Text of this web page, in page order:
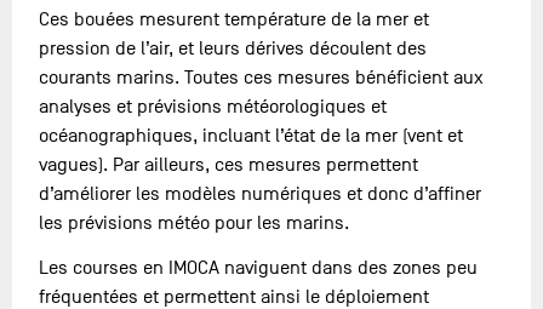
Ces bouées mesurent température de la mer et
pression de l’air, et leurs dérives découlent des
courants marins. Toutes ces mesures bénéficient aux
analyses et prévisions météorologiques et
océanographiques, incluant l’état de la mer (vent et
vagues). Par ailleurs, ces mesures permettent
d’améliorer les modèles numériques et donc d’affiner
les prévisions météo pour les marins.
Les courses en IMOCA naviguent dans des zones peu
fréquentées et permettent ainsi le déploiement